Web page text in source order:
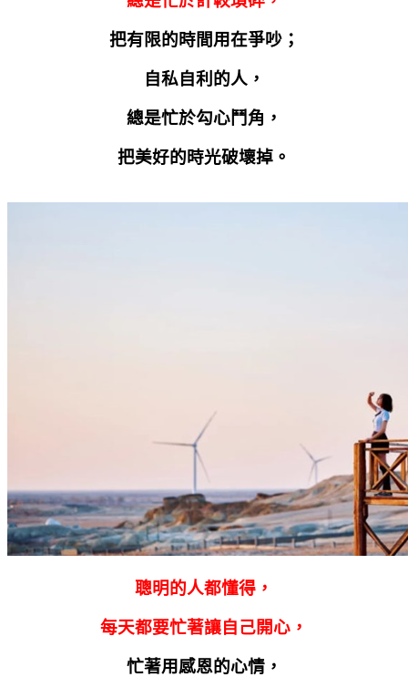
把有限的時間用在爭吵；
自私自利的人，
總是忙於勾心鬥角，
把美好的時光破壞掉。
聰明的人都懂得，
每天都要忙著讓自己開心，
忙著用感恩的心情，